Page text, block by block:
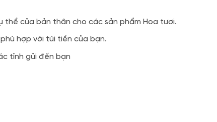
của bản thân cho các sản phẩm Hoa tươi.
hợp với túi tiền của bạn.
tỉnh gửi đến bạn